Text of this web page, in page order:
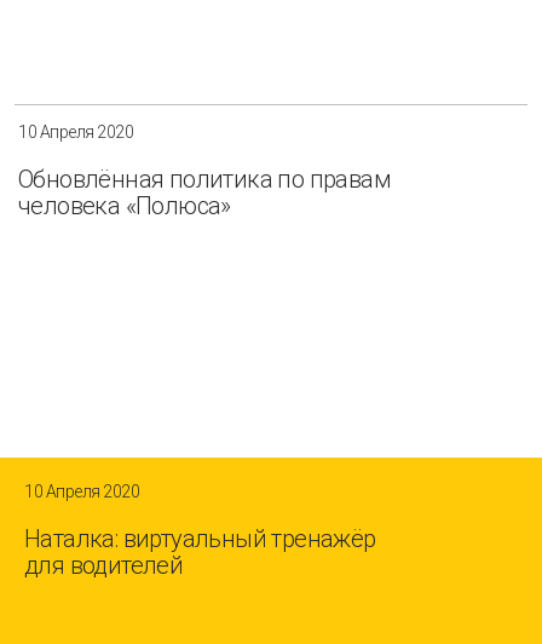
10 Апреля 2020
Обновлённая политика по правам
человека «Полюса»
10 Апреля 2020
Наталка: виртуальный тренажёр
для водителей